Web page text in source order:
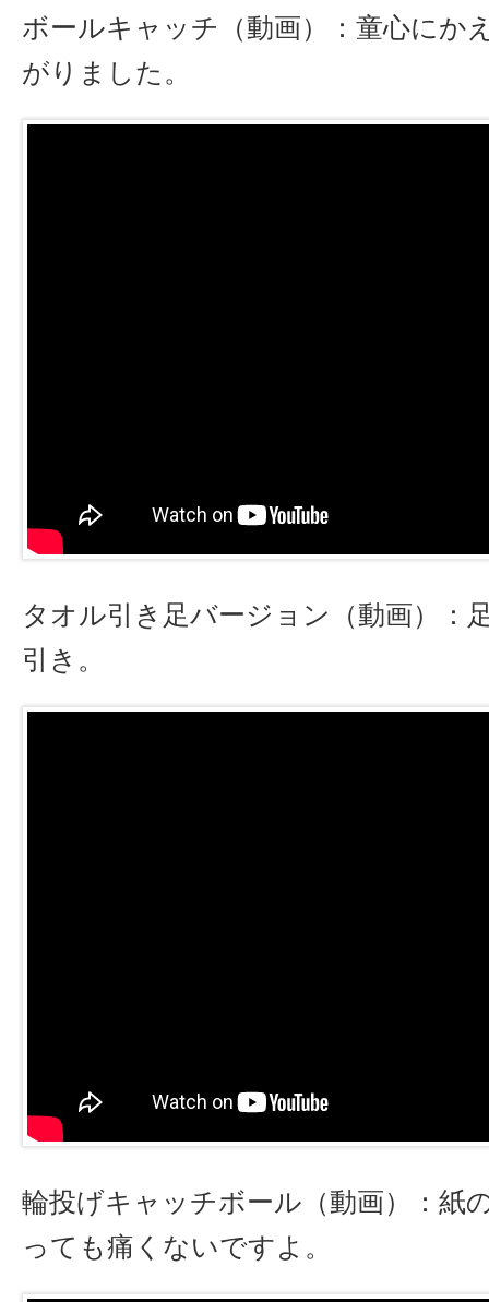
ボールキャッチ（動画）：童心にか
がりました。
タオル引き足バージョン（動画）：
引き。
輪投げキャッチボール（動画）：紙
っても痛くないですよ。